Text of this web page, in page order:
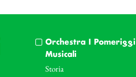
Orchestra I Pomeriggi
Musicali
Storia